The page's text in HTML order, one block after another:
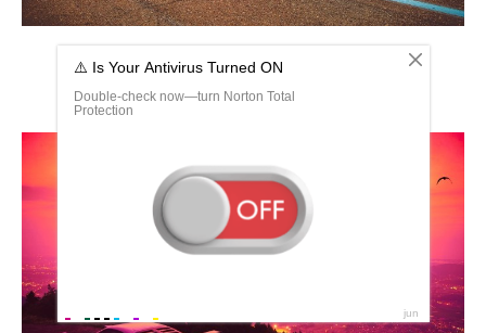
Машина на закате